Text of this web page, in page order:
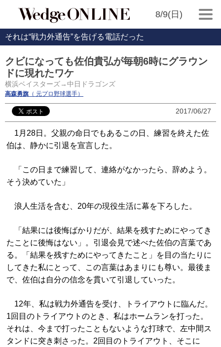
8/9(日)
それは“戦力外通告”を告げる電話だった
クビになっても佐伯貴弘が毎朝6時にグラウン
ドに現れたワケ
横浜ベイスターズ→中日ドラゴンズ
高森勇旗 （ 元プロ野球選手）
2017/06/27
1月28日。父親の命日でもあるこの日、練習を終えた佐
伯は、静かに引退を宣言した。
「この日まで練習して、連絡がなかったら、辞めよう。
そう決めていた」
浪人生活を含む、20年の現役生活に幕を下ろした。
「結果には後悔ばかりだが、結果を残すためにやってき
たことに後悔はない」。引退会見で述べた佐伯の言葉であ
る。「結果を残すためにやってきたこと」を目の当たりに
してきた私にとって、この言葉はあまりにも尊い。最後ま
で、佐伯は自分の信念を貫いて引退していった。
12年、私は戦力外通告を受け、トライアウトに臨んだ。
1回目のトライアウトのとき、私はホームランを打った。
それは、今まで打ったこともないような打球で、左中間ス
タンドに突き刺さった。2回目のトライアウト、そこに